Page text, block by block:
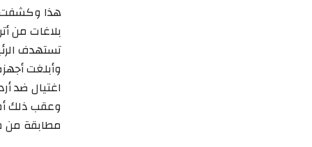
هذا وكشفت
بلاغات من
تستهدف
وأبلغت
اغتيال ضد
وعقب ذلك
مطابقة من